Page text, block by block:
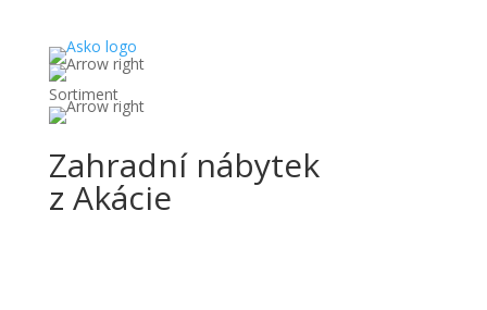
Sortiment
Zahradní nábytek
z Akácie